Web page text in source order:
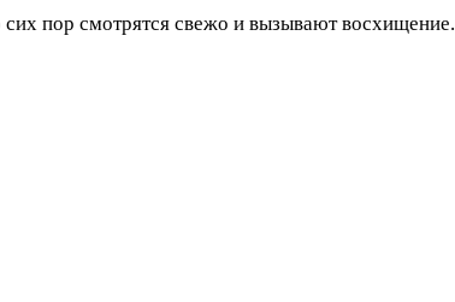
пор смотрятся свежо и вызывают восхищение.